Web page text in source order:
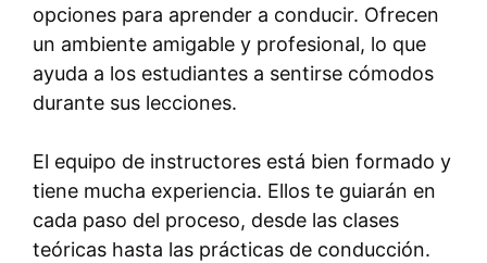
opciones para aprender a conducir. Ofrecen
un ambiente amigable y profesional, lo que
ayuda a los estudiantes a sentirse cómodos
durante sus lecciones.
El equipo de instructores está bien formado y
tiene mucha experiencia. Ellos te guiarán en
cada paso del proceso, desde las clases
teóricas hasta las prácticas de conducción.